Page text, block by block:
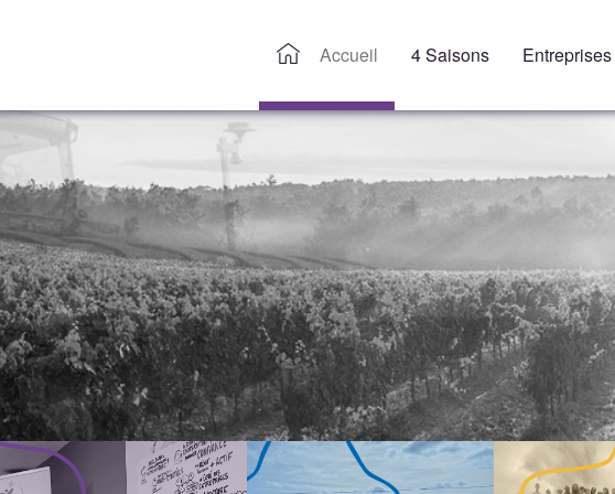
Accueil 4 Saisons Entreprises